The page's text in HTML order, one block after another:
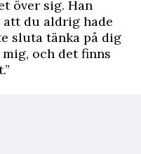
över sig. Han
att du aldrig hade
sluta tänka på dig
och det finns